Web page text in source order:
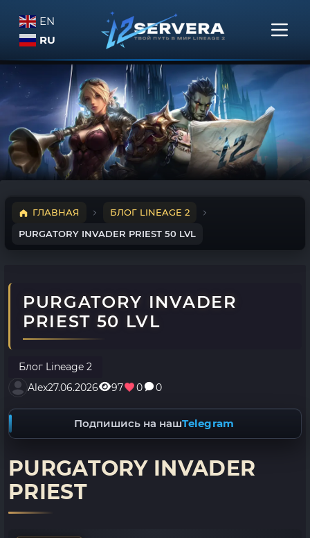
EN
RU
ГЛАВНАЯ
БЛОГ LINEAGE 2
PURGATORY INVADER PRIEST 50 LVL
PURGATORY INVADER
PRIEST 50 LVL
Блог Lineage 2
Alex27.06.2026 97 0 0
Подпишись на нашTelegram
PURGATORY INVADER
PRIEST